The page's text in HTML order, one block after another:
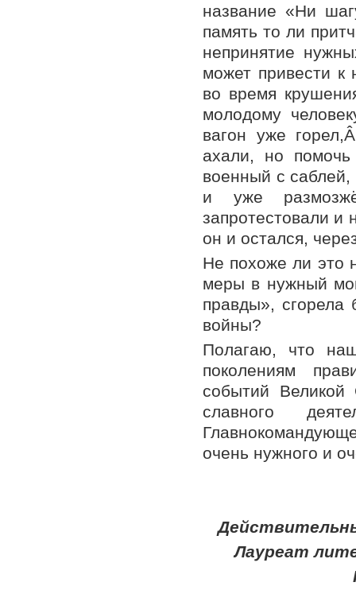
название «Ни
память то ли
непринятие
может привести к
во время
молодому
вагон уже
ахали, но помочь
военный с
и уже
запротестовали и
он и остался,
Не похоже ли это
меры в нужный
правды»,
войны?
Полагаю, что
поколениям
событий
славного
очень нужного и
Лауреат